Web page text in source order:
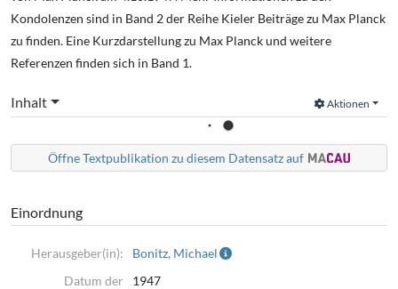
Kondolenzen sind in Band 2 der Reihe Kieler Beiträge zu Max Planck
zu finden. Eine Kurzdarstellung zu Max Planck und weitere
Referenzen finden sich in Band 1.
Inhalt Aktionen
Öffne Textpublikation zu diesem Datensatz auf
Einordnung
Herausgeber(in):
Bonitz, Michael
Datum der
1947